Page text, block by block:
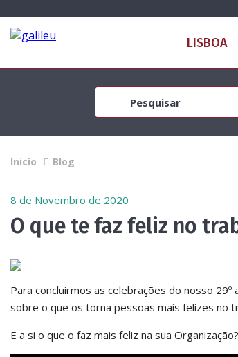
Inicío Blog
8 de Novembro de 2020
O que te faz feliz no
Para concluirmos as celebrações do nosso
sobre o que os torna pessoas mais felizes no
E a si o que o faz mais feliz na sua Organização?